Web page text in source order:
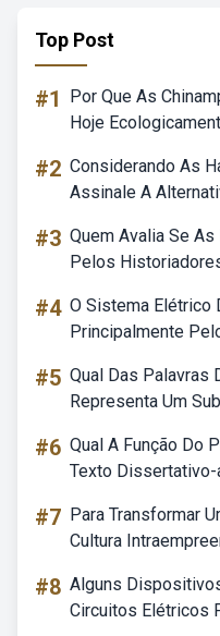
Top Post
#1
Por Que As
Hoje
#2 Considerando As
Assinale A
#3 Quem Avalia Se
Pelos
#4 O Sistema Elétrico
Principalmente
#5 Qual Das Palavras
Representa Um
#6 Qual A Função Do
Texto
#7 Para Transformar
Cultura
#8 Alguns
Circuitos Elétricos